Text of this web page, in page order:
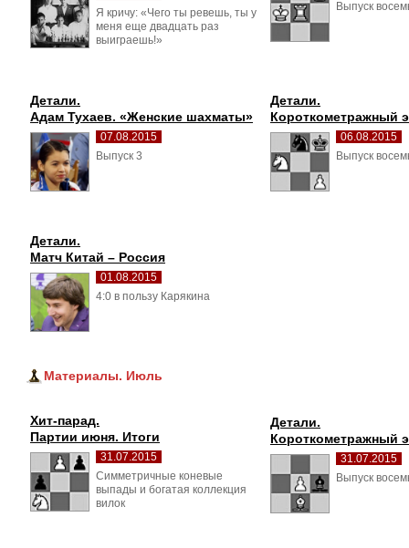
Я кричу: «Чего ты ревешь, ты у
меня еще двадцать раз
выиграешь!»
Выпуск
Детали.
Адам Тухаев. «Женские шахматы»
07.08.2015
Выпуск 3
Детали.
Короткометражный
06.08.2015
Выпуск
Детали.
Матч Китай – Россия
01.08.2015
4:0 в пользу Карякина
Материалы. Июль
Хит-парад.
Партии июня. Итоги
31.07.2015
Симметричные коневые
выпады и богатая коллекция
вилок
Детали.
Короткометражный
31.07.2015
Выпуск